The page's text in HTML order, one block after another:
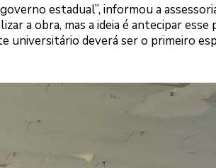
estadual”, informou a
a obra, mas a ideia é antecipar
universitário deverá ser o primeiro